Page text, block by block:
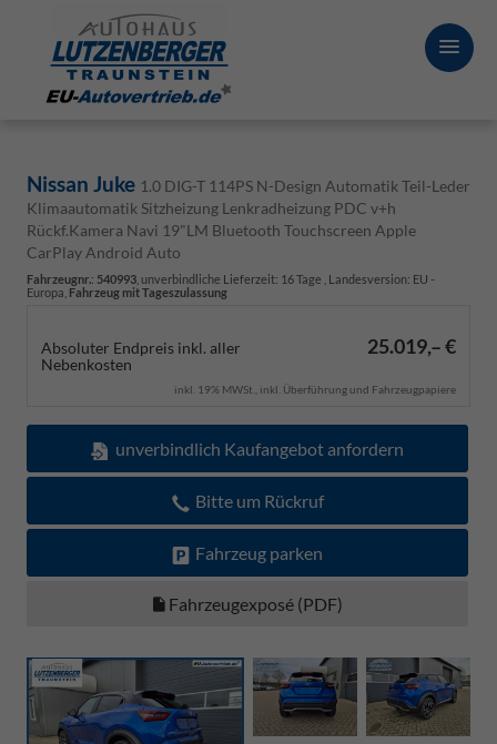
Nissan Juke 1.0 DIG-T 114PS N-Design Automatik Teil-Leder
Klimaautomatik Sitzheizung Lenkradheizung PDC v+h
Rückf.Kamera Navi 19"LM Bluetooth Touchscreen Apple
CarPlay Android Auto
Fahrzeugnr.: 540993 , unverbindliche Lieferzeit: 16 Tage , Landesversion: EU -
Europa, Fahrzeug mit Tageszulassung
Absoluter Endpreis inkl. aller
Nebenkosten
25.019,– €
inkl. 19% MWSt., inkl. Überführung und Fahrzeugpapiere
unverbindlich Kaufangebot anfordern
Bitte um Rückruf
Fahrzeug parken
Fahrzeugexposé (PDF)